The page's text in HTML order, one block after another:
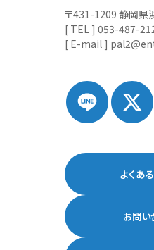
〒431-1209 静岡県
[ TEL ] 053-487-
[ E-mail ]
よくあ
お問